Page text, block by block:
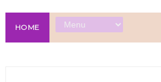
HOME